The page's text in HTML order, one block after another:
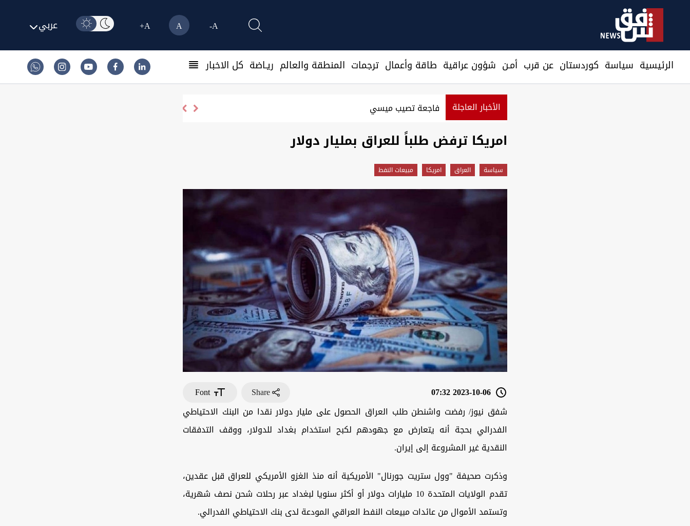
A-
A
A+ عربي
الرئيسية سیاسة كوردستان عن قرب أمـن شؤون عراقية طاقة وأعمال ترجمات المنطقة والعالم ريـاضة كل الاخبار
الأخبار العاجلة
الزيدي يدعو ماكرون لزيارة العراق ويبحث معه شراكة اقتصادية واستثمارية فاجعة تصيب ميسي
امريكا ترفض طلباً للعراق بمليار دولار
سیاسة العراق امريكا مبيعات النفط
2023-10-06 07:32
Share
Font
شفق نيوز/ رفضت واشنطن طلب العراق الحصول على مليار دولار نقدا من البنك الاحتياطي
الفدرالي بحجة أنه يتعارض مع جهودهم لكبح استخدام بغداد للدولار، ووقف التدفقات
النقدية غير المشروعة إلى إيران.
وذكرت صحيفة "وول ستريت جورنال" الأمريكية أنه منذ الغزو الأمريكي للعراق قبل عقدين،
تقدم الولايات المتحدة 10 مليارات دولار أو أكثر سنويا لبغداد عبر رحلات شحن نصف شهرية،
وتستمد الأموال من عائدات مبيعات النفط العراقي المودعة لدى بنك الاحتياطي الفدرالي.